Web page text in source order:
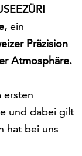
ein
Präzision
Atmosphäre.
ersten
und dabei gilt
hat bei uns